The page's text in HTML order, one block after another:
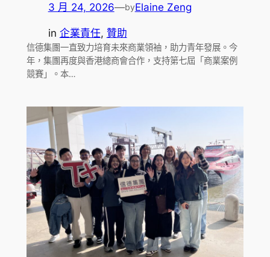
3 月 24, 2026—byElaine Zeng
in 企業責任, 贊助
信德集團一直致力培育未來商業領袖，助力青年發展。今
年，集團再度與香港總商會合作，支持第七屆「商業案例
競賽」。本…